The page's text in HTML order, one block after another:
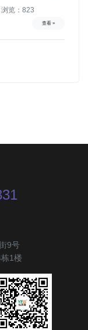
浏览：823
查看 »
9号
1楼